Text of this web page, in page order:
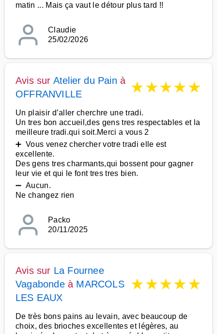
matin ... Mais ça vaut le détour plus tard !!
Claudie
25/02/2026
Avis sur Atelier du Pain à
OFFRANVILLE
★★★★★
Un plaisir d’aller cherchre une tradi.
Un tres bon accueil,des gens tres respectables et la
meilleure tradi.qui soit.Merci a vous 2
➕ Vous venez chercher votre tradi elle est
excellente.
Des gens tres charmants,qui bossent pour gagner
leur vie et qui le font tres tres bien.
➖ Aucun.
Ne changez rien
Packo
20/11/2025
Avis sur La Fournee
Vagabondeà MARCOLS
LES EAUX
★★★★★
De très bons pains au levain, avec beaucoup de
choix, des brioches excellentes et légères, au